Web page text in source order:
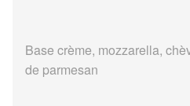
Base crème, mozzarella,
de parmesan